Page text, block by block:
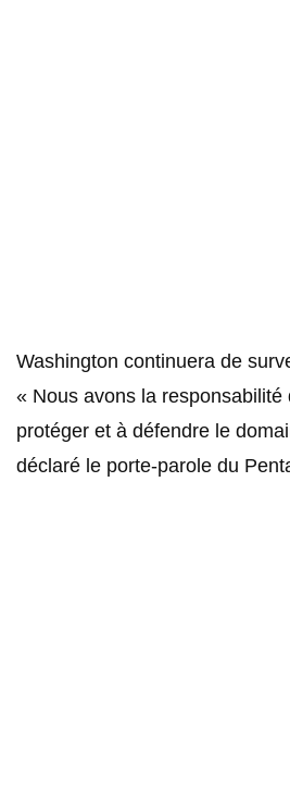
Washington continuera de
« Nous avons la responsabilité
protéger et à défendre le
déclaré le porte-parole du